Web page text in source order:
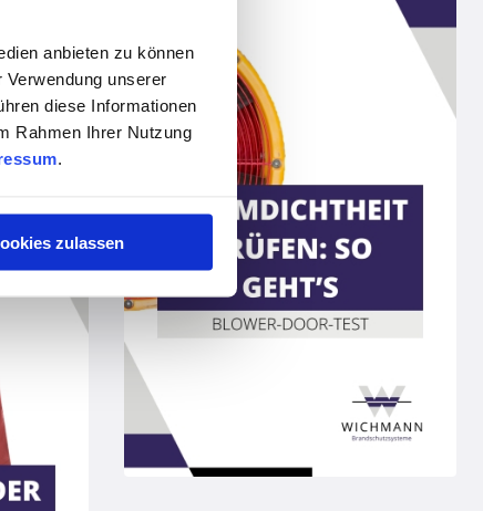
anbieten zu können
unserer
diese Informationen
Rahmen Ihrer Nutzung
.
zulassen